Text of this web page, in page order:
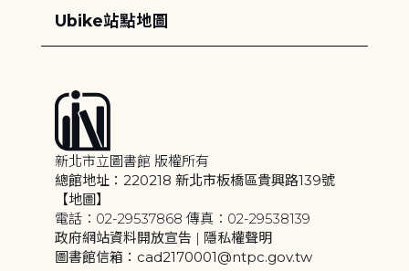
Ubike站點地圖
新北市立圖書館 版權所有
總館地址：220218 新北市板橋區貴興路139號
【地圖】
電話：02-29537868 傳真：02-29538139
政府網站資料開放宣告 | 隱私權聲明
圖書館信箱：cad2170001@ntpc.gov.tw